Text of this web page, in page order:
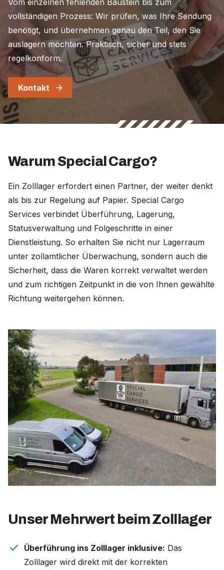
Vom einzelnen fehlenden Baustein bis zum
vollständigen Prozess: Wir prüfen, was Ihre Sendung
benötigt, und übernehmen genau den Teil, den Sie
auslagern möchten. Praktisch, sicher und stets
regelkonform.
Kontakt
Warum Special Cargo?
Ein Zolllager erfordert einen Partner, der weiter denkt
als bis zur Regelung auf Papier. Special Cargo
Services verbindet Überführung, Lagerung,
Statusverwaltung und Folgeschritte in einer
Dienstleistung. So erhalten Sie nicht nur Lagerraum
unter zollamtlicher Überwachung, sondern auch die
Sicherheit, dass die Waren korrekt verwaltet werden
und zum richtigen Zeitpunkt in die von Ihnen gewählte
Richtung weitergehen können.
Unser Mehrwert beim Zolllager
check Überführung ins Zolllager inklusive: Das
Zolllager wird direkt mit der korrekten